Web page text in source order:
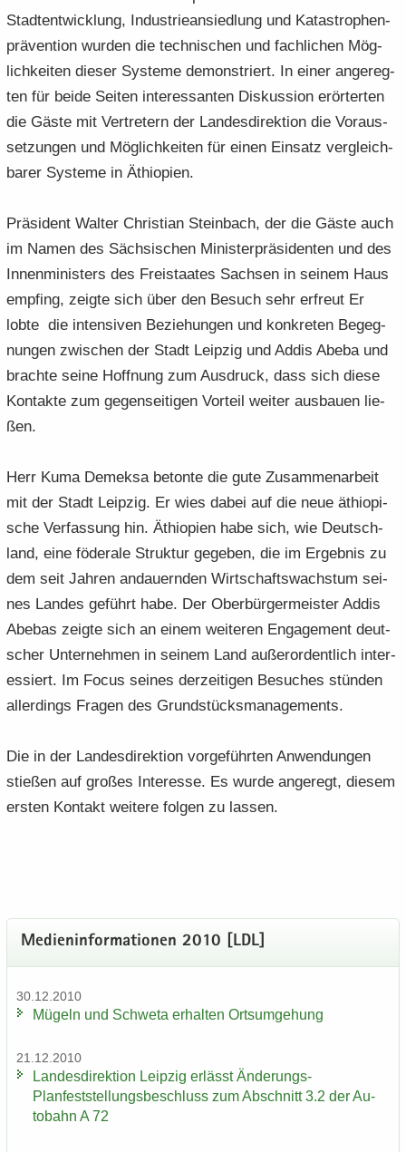
Stadt­ent­wick­lung, In­dus­trie­an­sied­lung und Ka­ta­stro­phen­
prä­ven­ti­on wur­den die tech­ni­schen und fach­li­chen Mög­
lich­kei­ten die­ser Sys­te­me de­mons­triert. In einer an­ge­reg­
ten für beide Sei­ten in­ter­es­san­ten Dis­kus­si­on er­ör­ter­ten
die Gäste mit Ver­tre­tern der Lan­des­di­rek­ti­on die Vor­aus­
set­zun­gen und Mög­lich­kei­ten für einen Ein­satz ver­gleich­
ba­rer Sys­te­me in Äthio­pi­en.
Prä­si­dent Wal­ter Chris­ti­an Stein­bach, der die Gäste auch
im Namen des Säch­si­schen Mi­nis­ter­prä­si­den­ten und des
In­nen­mi­nis­ters des Frei­staa­tes Sach­sen in sei­nem Haus
emp­fing, zeig­te sich über den Be­such sehr er­freut Er
lobte die in­ten­si­ven Be­zie­hun­gen und kon­kre­ten Be­geg­
nun­gen zwi­schen der Stadt Leip­zig und Addis Abeba und
brach­te seine Hoff­nung zum Aus­druck, dass sich diese
Kon­tak­te zum ge­gen­sei­ti­gen Vor­teil wei­ter aus­bau­en lie­
ßen.
Herr Kuma De­mek­sa be­ton­te die gute Zu­sam­men­ar­beit
mit der Stadt Leip­zig. Er wies dabei auf die neue äthio­pi­
sche Ver­fas­sung hin. Äthio­pi­en habe sich, wie Deutsch­
land, eine fö­de­ra­le Struk­tur ge­ge­ben, die im Er­geb­nis zu
dem seit Jah­ren an­dau­ern­den Wirt­schafts­wachs­tum sei­
nes Lan­des ge­führt habe. Der Ober­bür­ger­meis­ter Addis
Abe­bas zeig­te sich an einem wei­te­ren En­ga­ge­ment deut­
scher Un­ter­neh­men in sei­nem Land au­ßer­or­dent­lich in­ter­
es­siert. Im Focus sei­nes der­zei­ti­gen Be­su­ches stün­den
al­ler­dings Fra­gen des Grund­stücks­ma­nage­ments.
Die in der Lan­des­di­rek­ti­on vor­ge­führ­ten An­wen­dun­gen
stie­ßen auf gro­ßes In­ter­es­se. Es wurde an­ge­regt, die­sem
ers­ten Kon­takt wei­te­re fol­gen zu las­sen.
Me­di­en­in­for­ma­tio­nen 2010 [LDL]
30.12.2010
Mü­geln und Schwe­ta er­hal­ten Orts­um­ge­hung
21.12.2010
Lan­des­di­rek­ti­on Leip­zig er­lässt Änderungs-​
Planfeststellungsbeschluss zum Ab­schnitt 3.2 der Au­
to­bahn A 72